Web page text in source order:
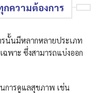
ความต้องการ
นั้นมีหลากหลายประเภท
พาะ ซึ่งสามารถแบ่งออก
การดูแลสุขภาพ เช่น